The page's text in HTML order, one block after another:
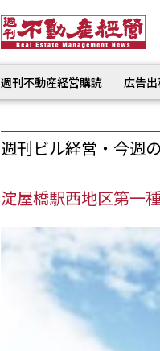
週刊不動産経営購読 広告
週刊ビル経営・今週
淀屋橋駅西地区第一